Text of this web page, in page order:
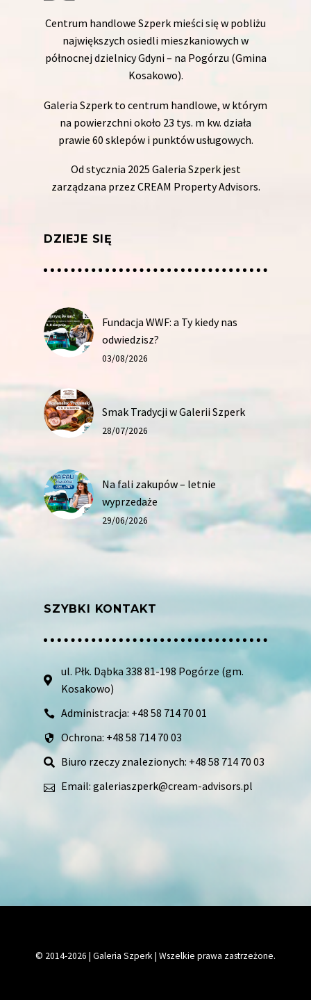
Centrum handlowe Szperk mieści się w pobliżu
największych osiedli mieszkaniowych w
północnej dzielnicy Gdyni – na Pogórzu (Gmina
Kosakowo).
Galeria Szperk to centrum handlowe, w którym
na powierzchni około 23 tys. m kw. działa
prawie 60 sklepów i punktów usługowych.
Od stycznia 2025 Galeria Szperk jest
zarządzana przez CREAM Property Advisors.
DZIEJE SIĘ
Fundacja WWF: a Ty kiedy nas
odwiedzisz?
03/08/2026
Smak Tradycji w Galerii Szperk
28/07/2026
Na fali zakupów – letnie
wyprzedaże
29/06/2026
SZYBKI KONTAKT
ul. Płk. Dąbka 338 81-198 Pogórze (gm.
Kosakowo)
Administracja: +48 58 714 70 01
Ochrona: +48 58 714 70 03
Biuro rzeczy znalezionych: +48 58 714 70 03
Email: galeriaszperk@cream-advisors.pl
© 2014-2026 | Galeria Szperk | Wszelkie prawa zastrzeżone.